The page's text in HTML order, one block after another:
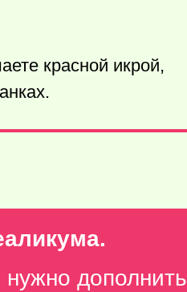
красной икрой,
нужно